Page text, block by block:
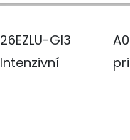
26EZLU-GI3
Intenzivní